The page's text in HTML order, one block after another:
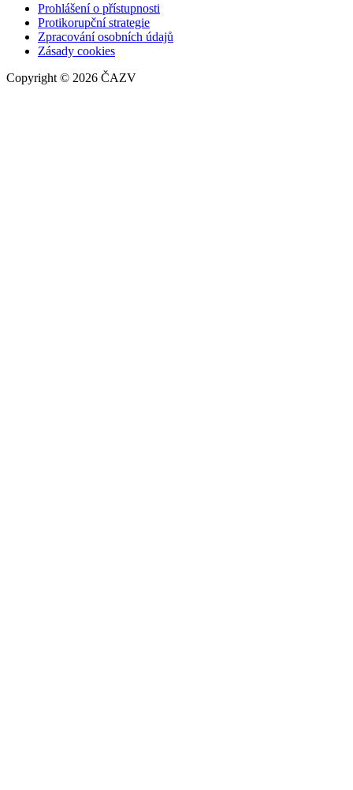
Prohlášení o přístupnosti
Protikorupční strategie
Zpracování osobních údajů
Zásady cookies
Copyright © 2026 ČAZV